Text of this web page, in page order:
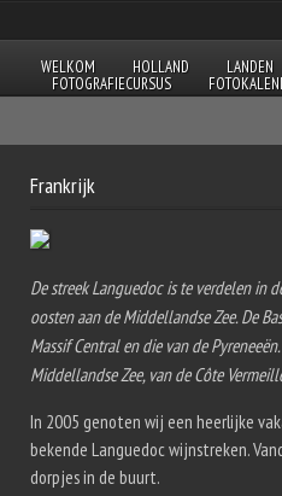
WELKOM HOLLAND LANDEN
FOTOGRAFIECURSUS
Frankrijk
De streek Languedoc is te verdelen in
oosten aan de Middellandse Zee.De
Massif Central en die van de
Middellandse Zee, van de Côte
In 2005 genoten wij een heerlijke
bekende Languedoc wijnstreken.
dorpjes in de buurt.